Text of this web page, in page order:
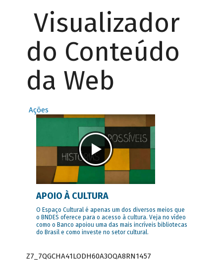
Visualizador
do Conteúdo
da Web
Ações
APOIO À CULTURA
O Espaço Cultural é apenas um dos diversos meios que
o BNDES oferece para o acesso à cultura. Veja no vídeo
como o Banco apoiou uma das mais incríveis bibliotecas
do Brasil e como investe no setor cultural.
Z7_7QGCHA41LODH60A3OQA8RN1457